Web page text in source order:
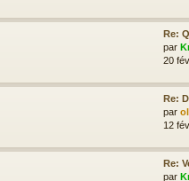
Re:
par
20
Re:
par
12
Re:
par